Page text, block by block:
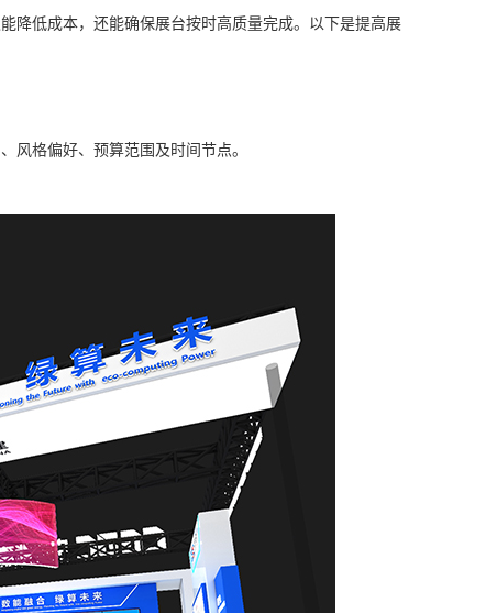
降低成本，还能确保展台按时高质量完成。以下是提高展
风格偏好、预算范围及时间节点。